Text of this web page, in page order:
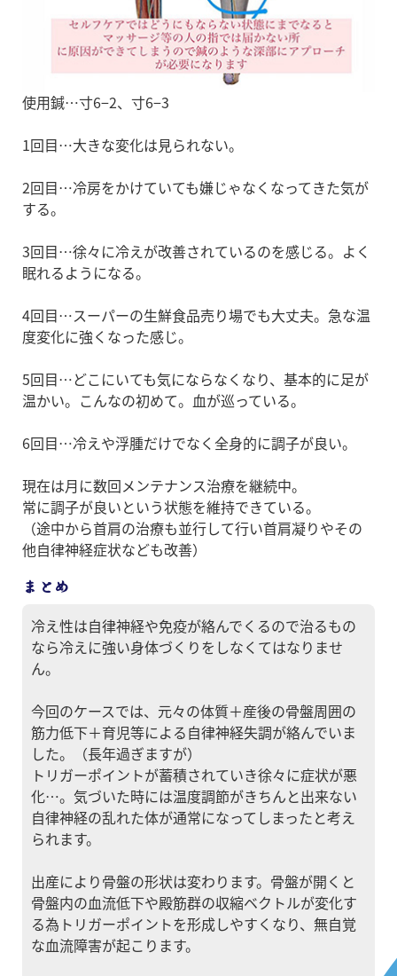
使用鍼…寸6−2、寸6−3
1回目…大きな変化は見られない。
2回目…冷房をかけていても嫌じゃなくなってきた気が
する。
3回目…徐々に冷えが改善されているのを感じる。よく
眠れるようになる。
4回目…スーパーの生鮮食品売り場でも大丈夫。急な温
度変化に強くなった感じ。
5回目…どこにいても気にならなくなり、基本的に足が
温かい。こんなの初めて。血が巡っている。
6回目…冷えや浮腫だけでなく全身的に調子が良い。
現在は月に数回メンテナンス治療を継続中。
常に調子が良いという状態を維持できている。
（途中から首肩の治療も並行して行い首肩凝りやその
他自律神経症状なども改善）
まとめ
冷え性は自律神経や免疫が絡んでくるので治るもの
なら冷えに強い身体づくりをしなくてはなりませ
ん。
今回のケースでは、元々の体質＋産後の骨盤周囲の
筋力低下＋育児等による自律神経失調が絡んでいま
した。（長年過ぎますが）
トリガーポイントが蓄積されていき徐々に症状が悪
化…。気づいた時には温度調節がきちんと出来ない
自律神経の乱れた体が通常になってしまったと考え
られます。
出産により骨盤の形状は変わります。骨盤が開くと
骨盤内の血流低下や殿筋群の収縮ベクトルが変化す
る為トリガーポイントを形成しやすくなり、無自覚
な血流障害が起こります。